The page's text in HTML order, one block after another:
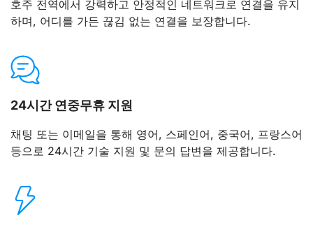
호주 전역에서 강력하고 안정적인 네트워크로 연결을 유지
하며, 어디를 가든 끊김 없는 연결을 보장합니다.
24시간 연중무휴 지원
채팅 또는 이메일을 통해 영어, 스페인어, 중국어, 프랑스어
등으로 24시간 기술 지원 및 문의 답변을 제공합니다.